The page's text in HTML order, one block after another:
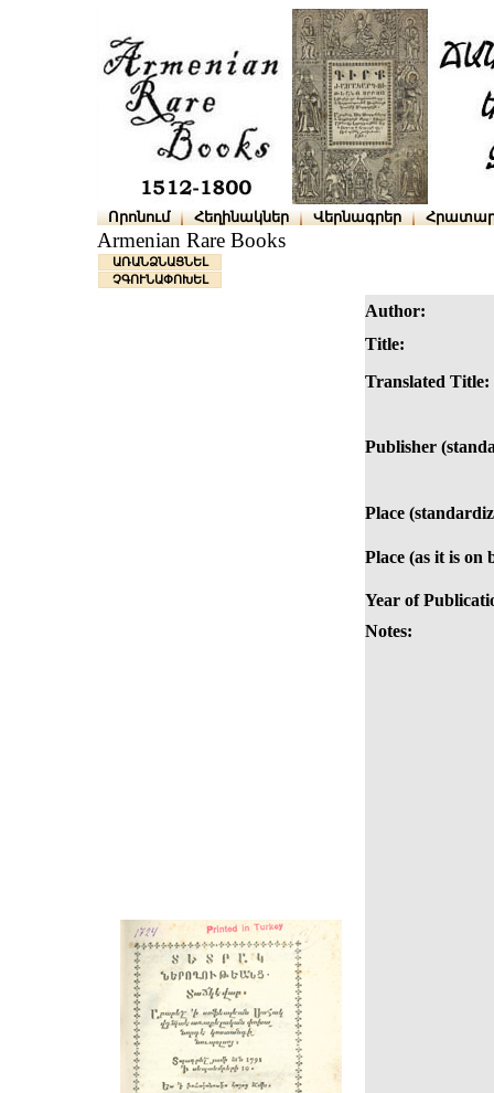
Որոնում Հեղինակներ Վերնագրեր
Armenian Rare Books
ԱՌԱՆՁՆԱՑՆԵԼ
ՉԳՈՒՆԱՓՈԽԵԼ
Author:
Title:
Translated Title:
Publisher
Place
Place (as it is on
Year of
Notes: